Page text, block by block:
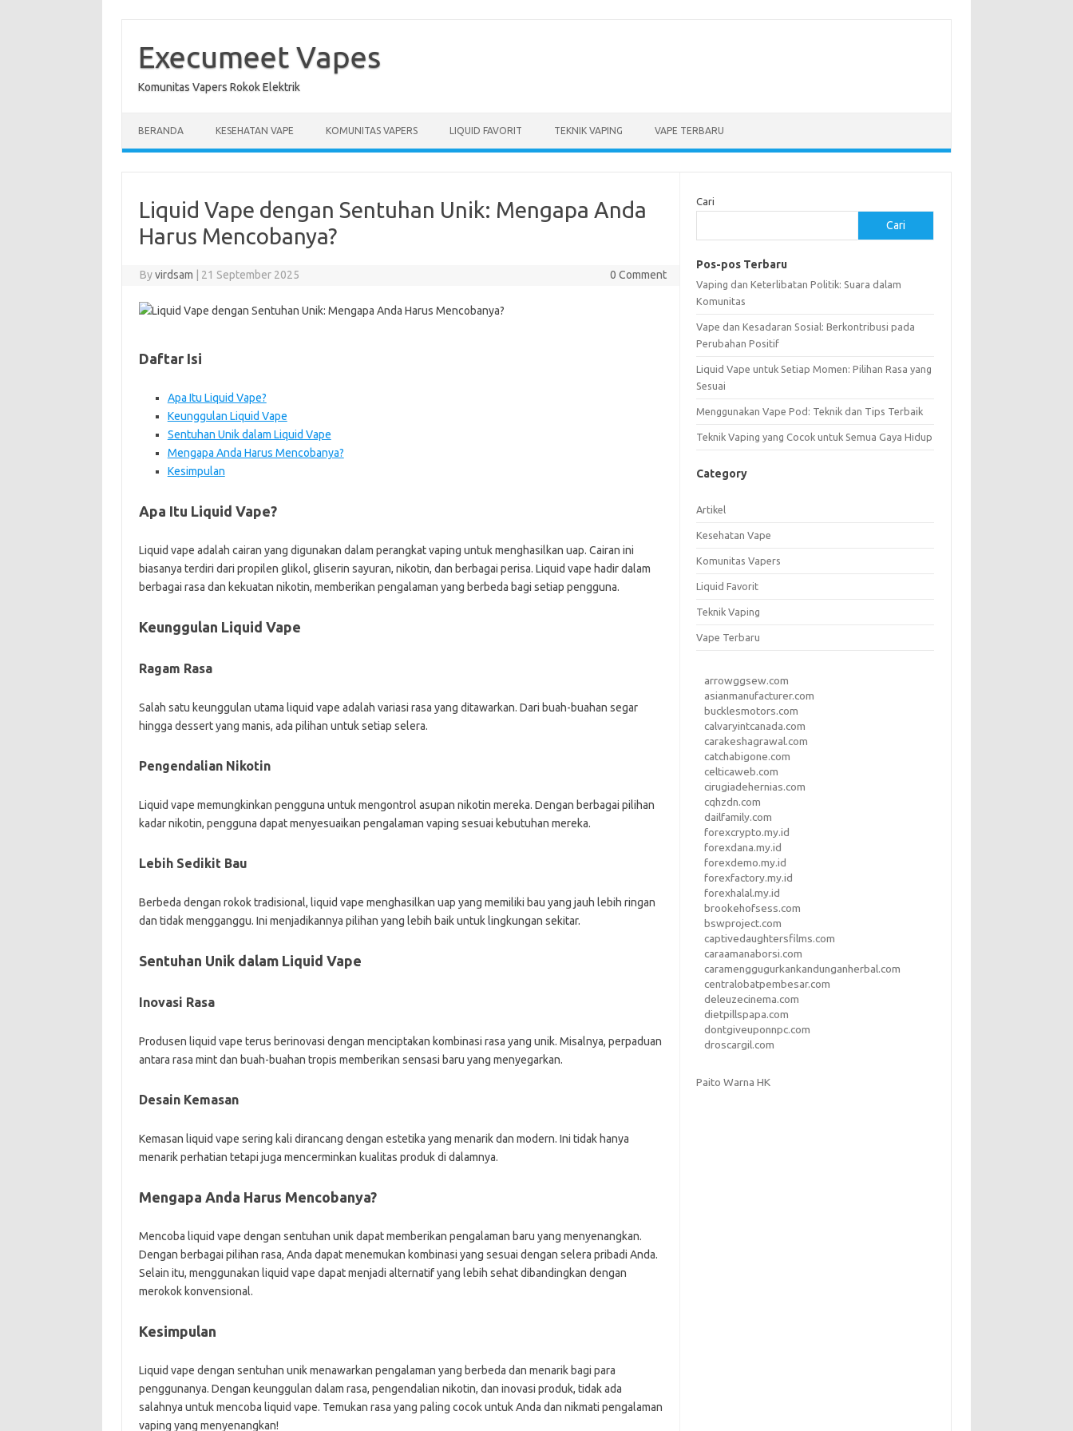
contentExecumeet Vapes
Komunitas Vapers Rokok Elektrik
BERANDA KESEHATAN VAPE KOMUNITAS VAPERS LIQUID FAVORIT TEKNIK VAPING VAPE TERBARU
Liquid Vape dengan Sentuhan Unik: Mengapa Anda
Harus Mencobanya?
Byvirdsam 21 September 2025 0 Comment
Daftar Isi
Apa Itu Liquid Vape?
Keunggulan Liquid Vape
Sentuhan Unik dalam Liquid Vape
Mengapa Anda Harus Mencobanya?
Kesimpulan
Apa Itu Liquid Vape?
Liquid vape adalah cairan yang digunakan dalam perangkat vaping untuk menghasilkan uap. Cairan ini
biasanya terdiri dari propilen glikol, gliserin sayuran, nikotin, dan berbagai perisa. Liquid vape hadir dalam
berbagai rasa dan kekuatan nikotin, memberikan pengalaman yang berbeda bagi setiap pengguna.
Keunggulan Liquid Vape
Ragam Rasa
Salah satu keunggulan utama liquid vape adalah variasi rasa yang ditawarkan. Dari buah-buahan segar
hingga dessert yang manis, ada pilihan untuk setiap selera.
Pengendalian Nikotin
Liquid vape memungkinkan pengguna untuk mengontrol asupan nikotin mereka. Dengan berbagai pilihan
kadar nikotin, pengguna dapat menyesuaikan pengalaman vaping sesuai kebutuhan mereka.
Lebih Sedikit Bau
Berbeda dengan rokok tradisional, liquid vape menghasilkan uap yang memiliki bau yang jauh lebih ringan
dan tidak mengganggu. Ini menjadikannya pilihan yang lebih baik untuk lingkungan sekitar.
Sentuhan Unik dalam Liquid Vape
Inovasi Rasa
Produsen liquid vape terus berinovasi dengan menciptakan kombinasi rasa yang unik. Misalnya, perpaduan
antara rasa mint dan buah-buahan tropis memberikan sensasi baru yang menyegarkan.
Desain Kemasan
Kemasan liquid vape sering kali dirancang dengan estetika yang menarik dan modern. Ini tidak hanya
menarik perhatian tetapi juga mencerminkan kualitas produk di dalamnya.
Mengapa Anda Harus Mencobanya?
Mencoba liquid vape dengan sentuhan unik dapat memberikan pengalaman baru yang menyenangkan.
Dengan berbagai pilihan rasa, Anda dapat menemukan kombinasi yang sesuai dengan selera pribadi Anda.
Selain itu, menggunakan liquid vape dapat menjadi alternatif yang lebih sehat dibandingkan dengan
merokok konvensional.
Kesimpulan
Liquid vape dengan sentuhan unik menawarkan pengalaman yang berbeda dan menarik bagi para
penggunanya. Dengan keunggulan dalam rasa, pengendalian nikotin, dan inovasi produk, tidak ada
salahnya untuk mencoba liquid vape. Temukan rasa yang paling cocok untuk Anda dan nikmati pengalaman
vaping yang menyenangkan!
Cari
Cari
Pos-pos Terbaru
Vaping dan Keterlibatan Politik: Suara dalam
Komunitas
Vape dan Kesadaran Sosial: Berkontribusi pada
Perubahan Positif
Liquid Vape untuk Setiap Momen: Pilihan Rasa yang
Sesuai
Menggunakan Vape Pod: Teknik dan Tips Terbaik
Teknik Vaping yang Cocok untuk Semua Gaya Hidup
Category
Artikel
Kesehatan Vape
Komunitas Vapers
Liquid Favorit
Teknik Vaping
Vape Terbaru
arrowggsew.com
asianmanufacturer.com
bucklesmotors.com
calvaryintcanada.com
carakeshagrawal.com
catchabigone.com
celticaweb.com
cirugiadehernias.com
cqhzdn.com
dailfamily.com
forexcrypto.my.id
forexdana.my.id
forexdemo.my.id
forexfactory.my.id
forexhalal.my.id
brookehofsess.com
bswproject.com
captivedaughtersfilms.com
caraamanaborsi.com
caramenggugurkankandunganherbal.com
centralobatpembesar.com
deleuzecinema.com
dietpillspapa.com
dontgiveuponnpc.com
droscargil.com
Paito Warna HK